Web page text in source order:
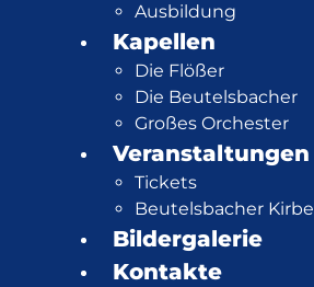
Ausbildung
Kapellen
Die Flößer
Die Beutelsbacher
Großes Orchester
Veranstaltungen
Tickets
Beutelsbacher Kirbe
Bildergalerie
Kontakte